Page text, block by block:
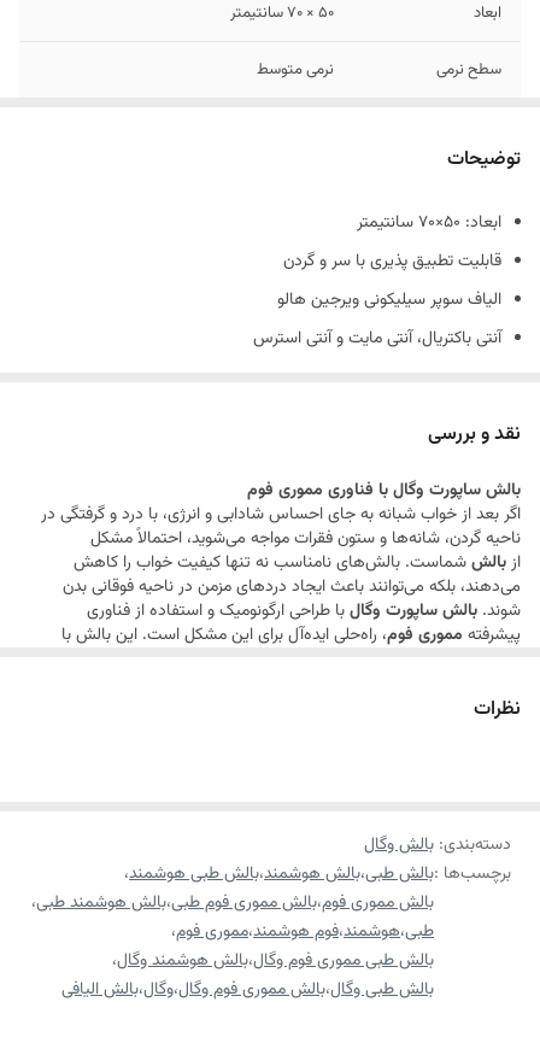
ابعاد 50 × 70 سانتیمتر
سطح نرمی نرمی متوسط
توضیحات
ابعاد: 50×70 سانتیمتر
قابلیت تطبیق پذیری با سر و گردن
الیاف سوپر سیلیکونی ویرجین هالو
آنتی باکتریال، آنتی مایت و آنتی استرس
پارچه گردبافت پلی استر ویسکوزآنتی باکتریال و ضد حساسیت ( چشمی،
تنفسی، پوستی )
نقد و بررسی
بالش ساپورت وگال با فناوری مموری فوم
اگر بعد از خواب شبانه به جای احساس شادابی و انرژی، با درد و گرفتگی در
ناحیه گردن، شانه‌ها و ستون فقرات مواجه می‌شوید، احتمالاً مشکل
ازبالششماست. بالش‌های نامناسب نه تنها کیفیت خواب را کاهش
می‌دهند، بلکه می‌توانند باعث ایجاد دردهای مزمن در ناحیه فوقانی بدن
شوند. بالش ساپورت وگالبا طراحی ارگونومیک و استفاده از فناوری
پیشرفته مموری فوم، راه‌حلی ایده‌آل برای این مشکل است. این بالش با
ویژگی‌های منحصر به فرد بالش ساپورت وگال
حساس بدن طراحی شده است.
الیاف میکرو ژل آلوئه‌ورا:
الیاف سوپر سیلیکونی ویرجین هالو همراه با ژل آلوئه‌ورا، نرمی و راحتی
بی‌نظیری را فراهم می‌کنند.
این ترکیب به کاهش استرس و ایجاد حس آرامش کمک می‌کند.
پارچه گردبافت پلی استر ویسکوز:
پارچه‌ای ضدحساسیت، آنتی‌باکتریال و آنتی‌مایت که برای افراد مبتلا به
آلرژی یا حساسیت‌های پوستی مناسب است.
نظرات
دسته‌بندی: بالش وگال
برچسب‌ها :بالش طبی،بالش هوشمند،بالش طبی هوشمند،
بالش مموری فوم،بالش مموری فوم طبی،بالش هوشمند طبی،
طبی،هوشمند،فوم هوشمند،مموری فوم،
بالش طبی مموری فوم وگال،بالش هوشمند وگال،
بالش طبی وگال،بالش مموری فوم وگال،وگال،بالش الیافی